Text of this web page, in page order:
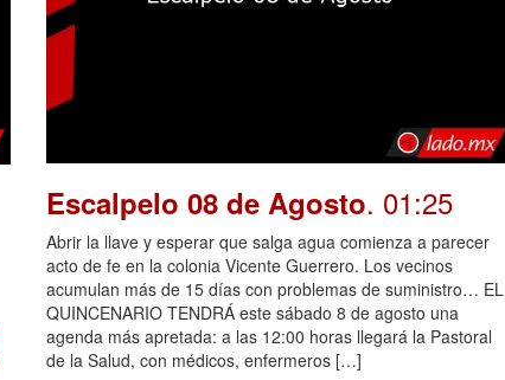
Escalpelo 08 de Agosto. 01:25
Abrir la llave y esperar que salga agua comienza a parecer
acto de fe en la colonia Vicente Guerrero. Los vecinos
acumulan más de 15 días con problemas de suministro… EL
QUINCENARIO TENDRÁ este sábado 8 de agosto una
agenda más apretada: a las 12:00 horas llegará la Pastoral
de la Salud, con médicos, enfermeros […]